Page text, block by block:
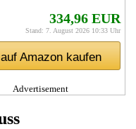
334,96 EUR
Stand: 7. August 2026 10:33 Uhr
Amazon kaufen
Advertisement